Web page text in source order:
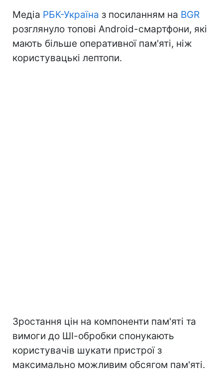
Медіа РБК-Україна з посиланням на BGR
розглянуло топові Android-смартфони, які
мають більше оперативної пам'яті, ніж
користувацькі лептопи.
Зростання цін на компоненти пам'яті та
вимоги до ШІ-обробки спонукають
користувачів шукати пристрої з
максимально можливим обсягом пам'яті.